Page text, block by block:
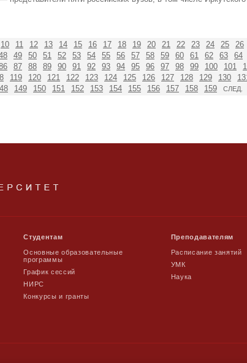
10 11 12 13 14 15 16 17 18 19 20 21 22 23 24 25 26
49 50 51 52 53 54 55 56 57 58 59 60 61 62 63 64
87 88 89 90 91 92 93 94 95 96 97 98 99 100 101
119 120 121 122 123 124 125 126 127 128 129 130
149 150 151 152 153 154 155 156 157 158 159 СЛЕД.
Студентам
Основные образовательные
программы
График сессий
НИРС
Конкурсы и гранты
Преподавателям
Расписание занятий
УМК
Наука